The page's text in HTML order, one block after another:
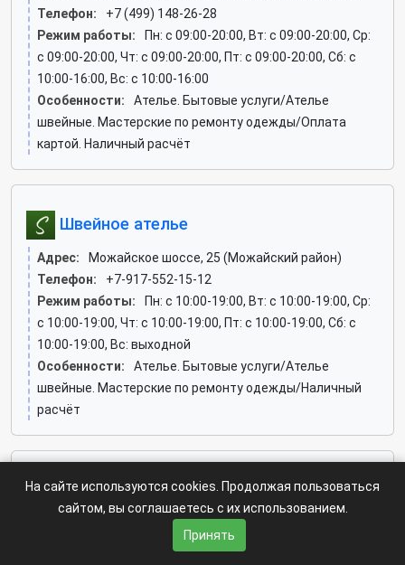
Телефон:
+7 (499) 148-26-28
Режим работы:
Пн: c 09:00-20:00, Вт: c 09:00-20:00, Ср:
c 09:00-20:00, Чт: c 09:00-20:00, Пт: c 09:00-20:00, Сб: c
10:00-16:00, Вс: c 10:00-16:00
Особенности:
Ателье. Бытовые услуги/Ателье
швейные. Мастерские по ремонту одежды/Оплата
картой. Наличный расчёт
Швейное ателье
Адрес:
Можайское шоссе, 25 (Можайский район)
Телефон:
+7-917-552-15-12
Режим работы:
Пн: c 10:00-19:00, Вт: c 10:00-19:00, Ср:
c 10:00-19:00, Чт: c 10:00-19:00, Пт: c 10:00-19:00, Сб: c
10:00-19:00, Вс: выходной
Особенности:
Ателье. Бытовые услуги/Ателье
швейные. Мастерские по ремонту одежды/Наличный
расчёт
Светлана, ателье
Большая Юшуньская, 1а к7 (Зюзино район)
+7-926-687-02-55
На сайте используются cookies. Продолжая пользоваться
сайтом, вы соглашаетесь с их использованием.
Принять